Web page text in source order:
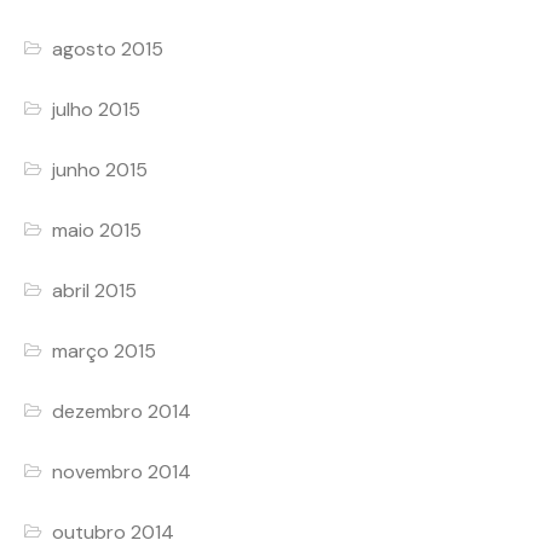
agosto 2015
julho 2015
junho 2015
maio 2015
abril 2015
março 2015
dezembro 2014
novembro 2014
outubro 2014